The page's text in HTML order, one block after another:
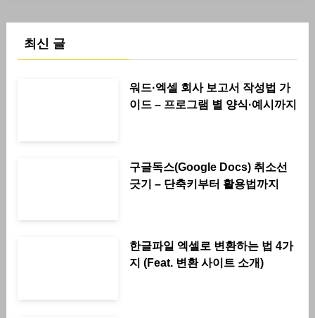
최신 글
워드·엑셀 회사 보고서 작성법 가
이드 – 프로그램 별 양식·예시까지
구글독스(Google Docs) 취소선
긋기 – 단축키부터 활용법까지
한글파일 엑셀로 변환하는 법 4가
지 (Feat. 변환 사이트 소개)